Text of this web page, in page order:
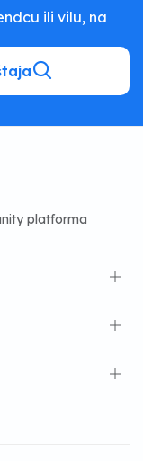
ili vilu, na
platforma